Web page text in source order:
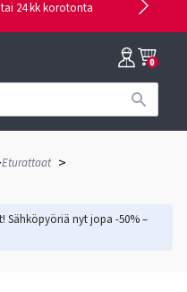
24 kk korotonta
0
Eturattaat >
Sähköpyöriä nyt jopa -50% –